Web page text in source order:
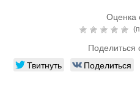
Оценка
Поделиться
Твитнуть Поделиться